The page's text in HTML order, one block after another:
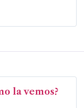
la vemos?